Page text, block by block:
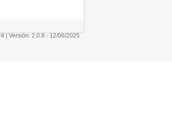
| Versión: 2.0.8 - 12/06/2025